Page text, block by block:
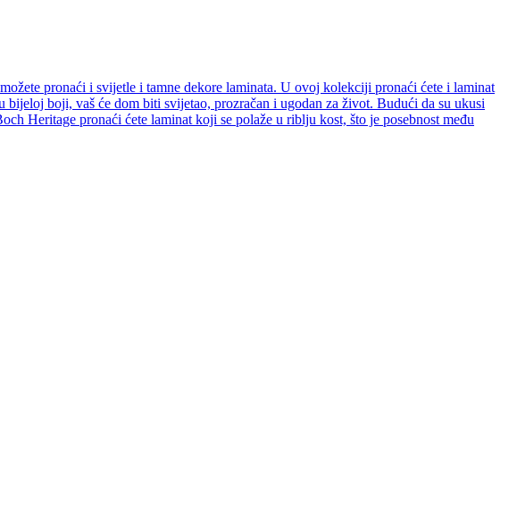
pronaći i svijetle i tamne dekore laminata. U ovoj kolekciji pronaći ćete i laminat
boji, vaš će dom biti svijetao, prozračan i ugodan za život. Budući da su ukusi
Heritage pronaći ćete laminat koji se polaže u riblju kost, što je posebnost među